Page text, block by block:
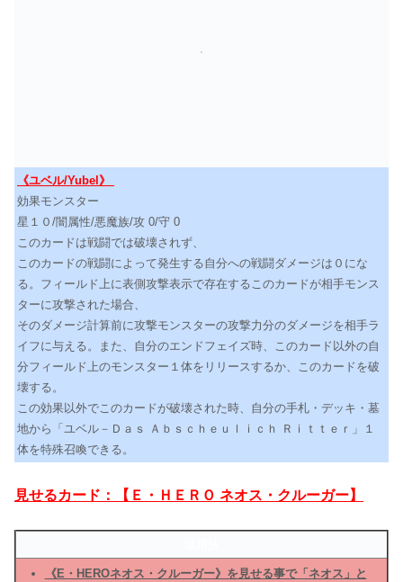
《ユベル/Yubel》
効果モンスター
星１０/闇属性/悪魔族/攻 0/守 0
このカードは戦闘では破壊されず、
このカードの戦闘によって発生する自分への戦闘ダメージは０にな
る。フィールド上に表側攻撃表示で存在するこのカードが相手モンス
ターに攻撃された場合、
そのダメージ計算前に攻撃モンスターの攻撃力分のダメージを相手ラ
イフに与える。また、自分のエンドフェイズ時、このカード以外の自
分フィールド上のモンスター１体をリリースするか、このカードを破
壊する。
この効果以外でこのカードが破壊された時、自分の手札・デッキ・墓
地から「ユベル－Ｄａｓ Ａｂｓｃｈｅｕｌｉｃｈ Ｒｉｔｔｅｒ」１
体を特殊召喚できる。
見せるカード：【Ｅ・ＨＥＲＯ ネオス・クルーガー】
《E・HEROネオス・クルーガー》を見せる事で「ネオス」と